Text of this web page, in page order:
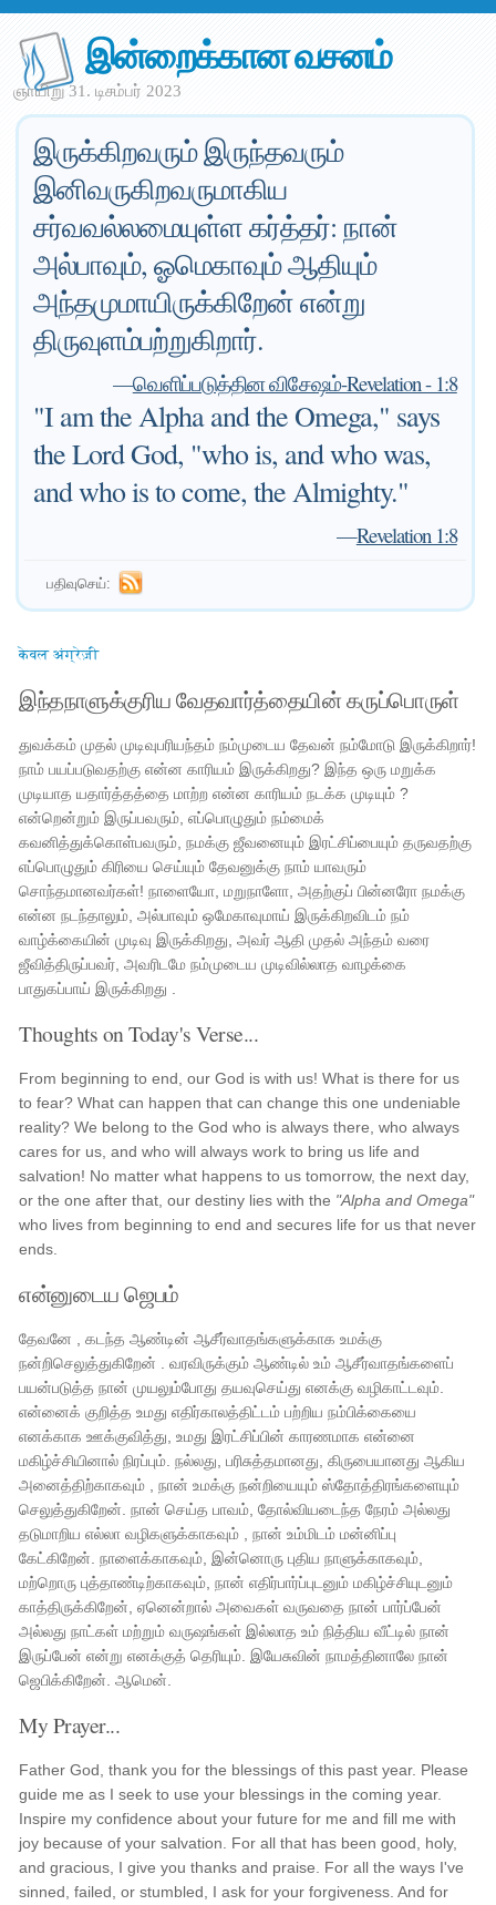
இன்றைக்கான வசனம்
ஞாயிறு 31. டிசம்பர் 2023
இருக்கிறவரும் இருந்தவரும்
இனிவருகிறவருமாகிய
சர்வவல்லமையுள்ள கர்த்தர்: நான்
அல்பாவும், ஓமெகாவும் ஆதியும்
அந்தமுமாயிருக்கிறேன் என்று
திருவுளம்பற்றுகிறார்.
—வெளிப்படுத்தின விசேஷம்-Revelation - 1:8
"I am the Alpha and the Omega," says
the Lord God, "who is, and who was,
and who is to come, the Almighty."
—Revelation 1:8
பதிவுசெய்:
केवल अंग्रेज़ी
இந்தநாளுக்குரிய வேதவார்த்தையின் கருப்பொருள்
துவக்கம் முதல் முடிவுபரியந்தம் நம்முடைய தேவன் நம்மோடு இருக்கிறார்!
நாம் பயப்படுவதற்கு என்ன காரியம் இருக்கிறது? இந்த ஒரு மறுக்க
முடியாத யதார்த்தத்தை மாற்ற என்ன காரியம் நடக்க முடியும் ?
என்றென்றும் இருப்பவரும், எப்பொழுதும் நம்மைக்
கவனித்துக்கொள்பவரும், நமக்கு ஜீவனையும் இரட்சிப்பையும் தருவதற்கு
எப்பொழுதும் கிரியை செய்யும் தேவனுக்கு நாம் யாவரும்
சொந்தமானவர்கள்! நாளையோ, மறுநாளோ, அதற்குப் பின்னரோ நமக்கு
என்ன நடந்தாலும், அல்பாவும் ஒமேகாவுமாய் இருக்கிறவிடம் நம்
வாழ்க்கையின் முடிவு இருக்கிறது, அவர் ஆதி முதல் அந்தம் வரை
ஜீவித்திருப்பவர், அவரிடமே நம்முடைய முடிவில்லாத வாழக்கை
பாதுகப்பாய் இருக்கிறது .
Thoughts on Today's Verse...
From beginning to end, our God is with us! What is there for us
to fear? What can happen that can change this one undeniable
reality? We belong to the God who is always there, who always
cares for us, and who will always work to bring us life and
salvation! No matter what happens to us tomorrow, the next day,
or the one after that, our destiny lies with the "Alpha and Omega"
who lives from beginning to end and secures life for us that never
ends.
என்னுடைய ஜெபம்
தேவனே , கடந்த ஆண்டின் ஆசீர்வாதங்களுக்காக உமக்கு
நன்றிசெலுத்துகிறேன் . வரவிருக்கும் ஆண்டில் உம் ஆசீர்வாதங்களைப்
பயன்படுத்த நான் முயலும்போது தயவுசெய்து எனக்கு வழிகாட்டவும்.
என்னைக் குறித்த உமது எதிர்காலத்திட்டம் பற்றிய நம்பிக்கையை
எனக்காக ஊக்குவித்து, உமது இரட்சிப்பின் காரணமாக என்னை
மகிழ்ச்சியினால் நிரப்பும். நல்லது, பரிசுத்தமானது, கிருபையானது ஆகிய
அனைத்திற்காகவும் , நான் உமக்கு நன்றியையும் ஸ்தோத்திரங்களையும்
செலுத்துகிறேன். நான் செய்த பாவம், தோல்வியடைந்த நேரம் அல்லது
தடுமாறிய எல்லா வழிகளுக்காகவும் , நான் உம்மிடம் மன்னிப்பு
கேட்கிறேன். நாளைக்காகவும், இன்னொரு புதிய நாளுக்காகவும்,
மற்றொரு புத்தாண்டிற்காகவும், நான் எதிர்பார்ப்புடனும் மகிழ்ச்சியுடனும்
காத்திருக்கிறேன், ஏனென்றால் அவைகள் வருவதை நான் பார்ப்பேன்
அல்லது நாட்கள் மற்றும் வருஷங்கள் இல்லாத உம் நித்திய வீட்டில் நான்
இருப்பேன் என்று எனக்குத் தெரியும். இயேசுவின் நாமத்தினாலே நான்
ஜெபிக்கிறேன். ஆமென்.
My Prayer...
Father God, thank you for the blessings of this past year. Please
guide me as I seek to use your blessings in the coming year.
Inspire my confidence about your future for me and fill me with
joy because of your salvation. For all that has been good, holy,
and gracious, I give you thanks and praise. For all the ways I've
sinned, failed, or stumbled, I ask for your forgiveness. And for